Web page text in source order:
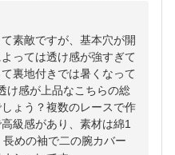
素敵ですが、基本穴が開
っては透け感が強すぎて
裏地付きでは暑くなって
け感が上品なこちらの総
ょう？複数のレースで作
級感があり、素材は綿1
めの袖で二の腕カバー